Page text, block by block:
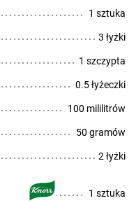
1 sztuka
3 łyżki
1 szczypta
0.5 łyżeczki
100 mililitrów
50 gramów
2 łyżki
1 sztuka